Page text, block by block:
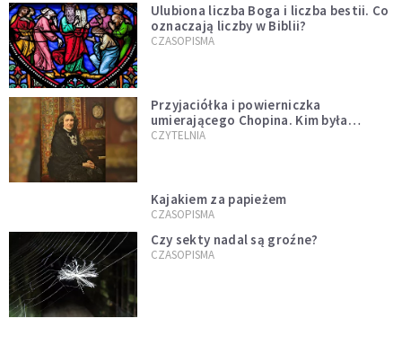
Ulubiona liczba Boga i liczba bestii. Co
oznaczają liczby w Biblii?
CZASOPISMA
Przyjaciółka i powierniczka
umierającego Chopina. Kim była
Marcelina Czartoryska?
CZYTELNIA
Kajakiem za papieżem
CZASOPISMA
Czy sekty nadal są groźne?
CZASOPISMA